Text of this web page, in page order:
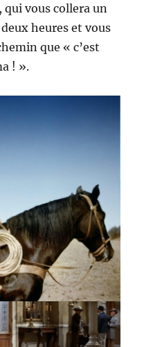
qui vous collera un
heures et vous
que « c’est
! ».